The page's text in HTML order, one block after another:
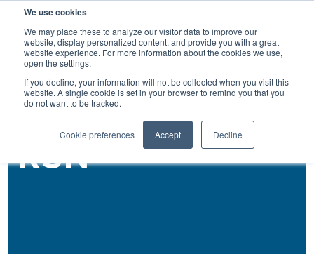
We use cookies
We may place these to analyze our visitor data to improve our
website, display personalized content, and provide you with a great
website experience. For more information about the cookies we use,
open the settings.
If you decline, your information will not be collected when you visit this
website. A single cookie is set in your browser to remind you that you
do not want to be tracked.
Cookie preferences Accept Decline
戻る
RSN®